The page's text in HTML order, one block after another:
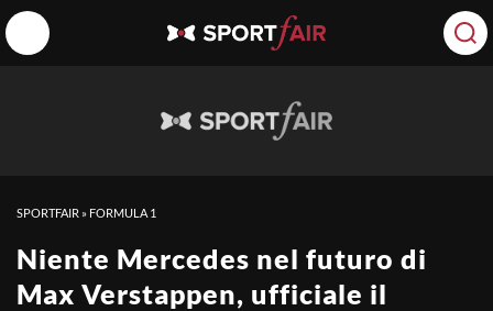
SPORTFAIR » FORMULA 1
Niente Mercedes nel futuro di
Max Verstappen, ufficiale il